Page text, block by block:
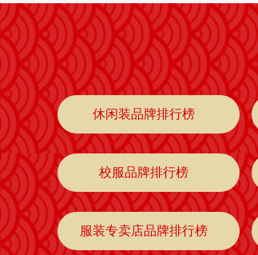
休闲装品牌排行榜
校服品牌排行榜
服装专卖店品牌排行榜